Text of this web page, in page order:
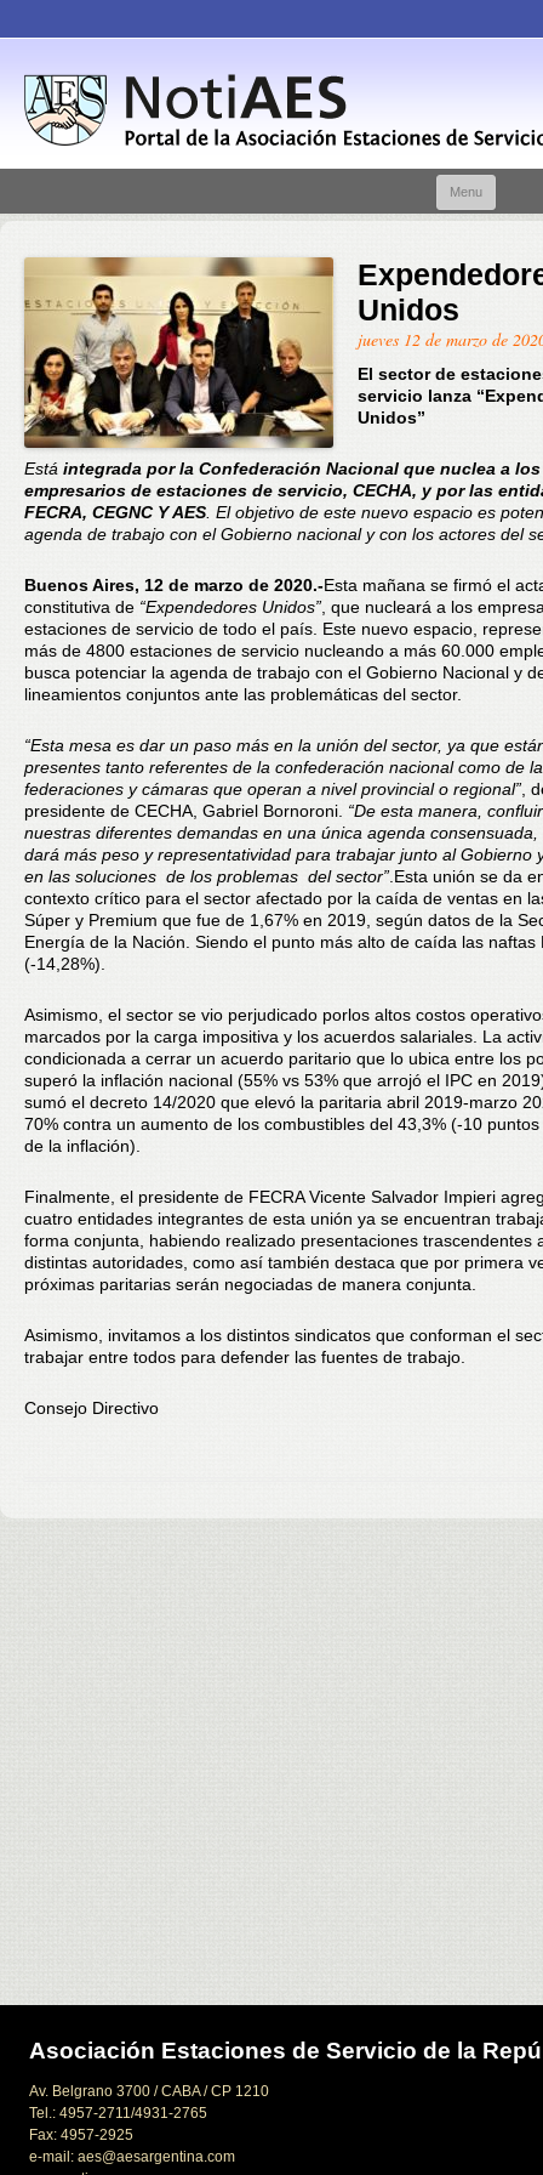
Menu
Unidos
jueves 12 de marzo de
El sector de
servicio lanza
Unidos”
Está integrada por la Confederación Nacional que nuclea a los
empresarios de estaciones de servicio, CECHA, y por las
FECRA, CEGNC Y AES . El objetivo de este nuevo espacio es
agenda de trabajo con el Gobierno nacional y con los actores del
Buenos Aires, 12 de marzo de 2020.-Esta mañana se firmó el
constitutiva de “Expendedores Unidos” , que nucleará a los
estaciones de servicio de todo el país. Este nuevo espacio,
más de 4800 estaciones de servicio nucleando a más 60.000
busca potenciar la agenda de trabajo con el Gobierno Nacional y
lineamientos conjuntos ante las problemáticas del sector.
“Esta mesa es dar un paso más en la unión del sector, ya que
presentes tanto referentes de la confederación nacional como de
federaciones y cámaras que operan a nivel provincial o regional” ,
presidente de CECHA, Gabriel Bornoroni. “De esta manera,
nuestras diferentes demandas en una única agenda consensuada,
dará más peso y representatividad para trabajar junto al Gobierno
en las soluciones de los problemas del sector”.Esta unión se da
contexto crítico para el sector afectado por la caída de ventas en
Súper y Premium que fue de 1,67% en 2019, según datos de la
Energía de la Nación. Siendo el punto más alto de caída las naftas
(-14,28%).
Asimismo, el sector se vio perjudicado porlos altos costos
marcados por la carga impositiva y los acuerdos salariales. La
condicionada a cerrar un acuerdo paritario que lo ubica entre los
superó la inflación nacional (55% vs 53% que arrojó el IPC en
sumó el decreto 14/2020 que elevó la paritaria abril 2019-marzo
70% contra un aumento de los combustibles del 43,3% (-10
de la inflación).
Finalmente, el presidente de FECRA Vicente Salvador Impieri
cuatro entidades integrantes de esta unión ya se encuentran
forma conjunta, habiendo realizado presentaciones trascendentes
distintas autoridades, como así también destaca que por primera
próximas paritarias serán negociadas de manera conjunta.
Asimismo, invitamos a los distintos sindicatos que conforman el
trabajar entre todos para defender las fuentes de trabajo.
Consejo Directivo
Asociación Estaciones de Servicio de la
Av. Belgrano 3700 / CABA / CP 1210
Tel.: 4957-2711/4931-2765
Fax: 4957-2925
e-mail: aes@aesargentina.com